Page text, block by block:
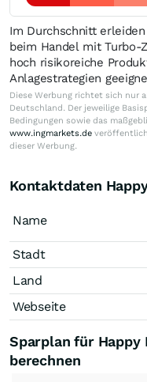
Im Durchschnitt
beim Handel mit
hoch risikoreiche
Anlagestrategien
Diese Werbung richtet sich nur
Deutschland. Der jeweilige
Bedingungen sowie das
www.ingmarkets.de
dieser Werbung.
Kontaktdaten
Name
Stadt
Land
Webseite
Sparplan für Happy
berechnen